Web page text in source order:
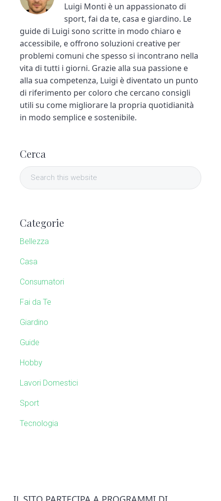
Luigi Monti è un appassionato di
sport, fai da te, casa e giardino. Le
guide di Luigi sono scritte in modo chiaro e
accessibile, e offrono soluzioni creative per
problemi comuni che spesso si incontrano nella
vita di tutti i giorni. Grazie alla sua passione e
alla sua competenza, Luigi è diventato un punto
di riferimento per coloro che cercano consigli
utili su come migliorare la propria quotidianità
in modo semplice e sostenibile.
a
S
d
e
b
a
Cerca
S
e
c
t
h
s
e
b
i
Categorie
Bellezza
Casa
Consumatori
Fai da Te
Giardino
Guide
Hobby
Lavori Domestici
Sport
Tecnologia